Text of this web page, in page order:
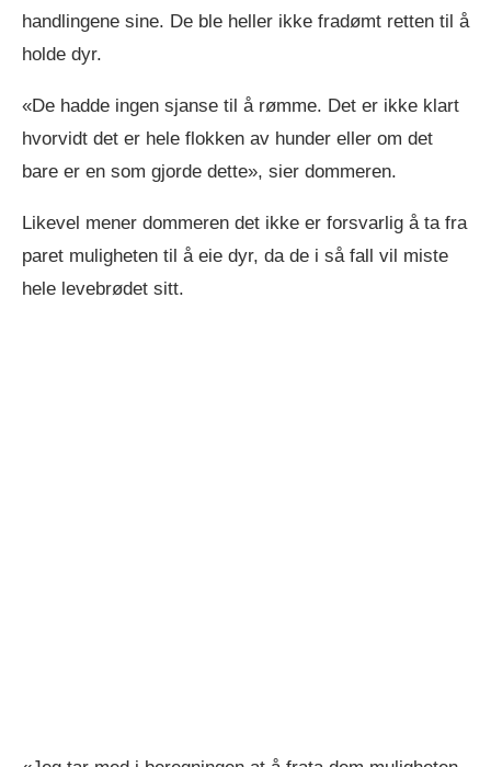
handlingene sine. De ble heller ikke fradømt retten til å
holde dyr.
«De hadde ingen sjanse til å rømme. Det er ikke klart
hvorvidt det er hele flokken av hunder eller om det
bare er en som gjorde dette», sier dommeren.
Likevel mener dommeren det ikke er forsvarlig å ta fra
paret muligheten til å eie dyr, da de i så fall vil miste
hele levebrødet sitt.